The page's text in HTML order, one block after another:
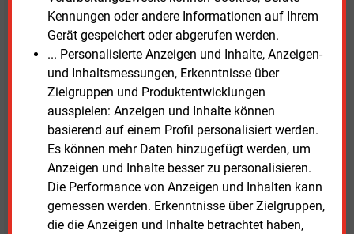
Kennungen oder andere Informationen auf Ihrem
Gerät gespeichert oder abgerufen werden.
... Personalisierte Anzeigen und Inhalte, Anzeigen-
und Inhaltsmessungen, Erkenntnisse über
Zielgruppen und Produktentwicklungen
ausspielen: Anzeigen und Inhalte können
basierend auf einem Profil personalisiert werden.
Es können mehr Daten hinzugefügt werden, um
Anzeigen und Inhalte besser zu personalisieren.
Die Performance von Anzeigen und Inhalten kann
gemessen werden. Erkenntnisse über Zielgruppen,
die die Anzeigen und Inhalte betrachtet haben,
Dienstag, 21.07.2026, 17:12 Uhr
Messstellenbetreiber warnt vor
Werbeschreiben
Die Energienetze Offenbach beklagen sich über
irreführende Werbeschreiben wettbewerblicher
Messstellenbetreiber. Kunden sollten die Angebote
sorgfältig prüfen.